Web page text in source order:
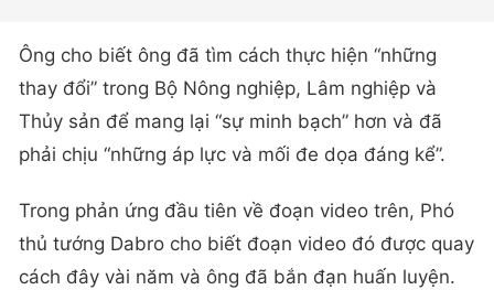
Ông cho biết ông đã tìm cách thực hiện “những
thay đổi” trong Bộ Nông nghiệp, Lâm nghiệp và
Thủy sản để mang lại “sự minh bạch” hơn và đã
phải chịu “những áp lực và mối đe dọa đáng kể”.
Trong phản ứng đầu tiên về đoạn video trên, Phó
thủ tướng Dabro cho biết đoạn video đó được quay
cách đây vài năm và ông đã bắn đạn huấn luyện.